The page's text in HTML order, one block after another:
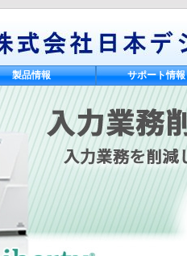
製品情報 サポート情報